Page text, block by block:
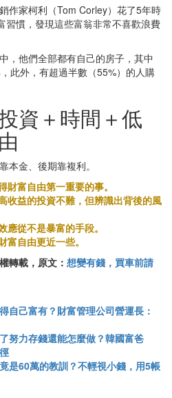
作家柯利（Tom Corley）花了5年時
習慣，發現這些富翁非常不喜歡浪費
，他們全部都有自己的房子，其中
此外，有超過半數（55%）的人購
資＋時間＋低
本金、後期靠複利。
富自由第一重要的事。
收益的投資不難，但辨識出背後的風
從不是暴富的手段。
自由更近一些。
轉載，原文： 想變有錢，買車前請
自己富有？財富管理公司營運長：
努力存錢還能怎麼做？韓國富爸
是60萬的教訓？不輕視小錢，用5帳